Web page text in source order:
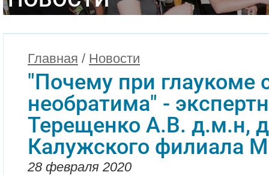
Главная / Новости
"Почему при глаукоме
необратима" -
Терещенко А.В. д.м.н,
Калужского филиала
28 февраля 2020